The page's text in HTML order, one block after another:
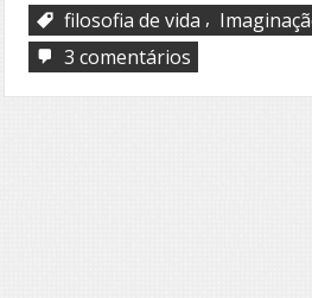
filosofia de vida ,
3 comentários
Voar